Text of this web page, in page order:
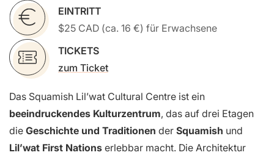
EINTRITT
$25 CAD (ca. 16 €) für Erwachsene
TICKETS
zum Ticket
Das Squamish Lil’wat Cultural Centre ist ein
beeindruckendes Kulturzentrum, das auf drei Etagen
die Geschichte und Traditionen der Squamish und
Lil’wat First Nations erlebbar macht. Die Architektur